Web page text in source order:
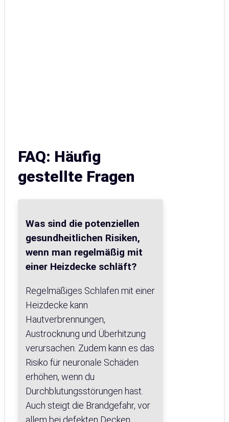
FAQ: Häufig
gestellte Fragen
Was sind die potenziellen
gesundheitlichen Risiken,
wenn man regelmäßig mit
einer Heizdecke schläft?
Regelmäßiges Schlafen mit einer
Heizdecke kann
Hautverbrennungen,
Austrocknung und Überhitzung
verursachen. Zudem kann es das
Risiko für neuronale Schäden
erhöhen, wenn du
Durchblutungsstörungen hast.
Auch steigt die Brandgefahr, vor